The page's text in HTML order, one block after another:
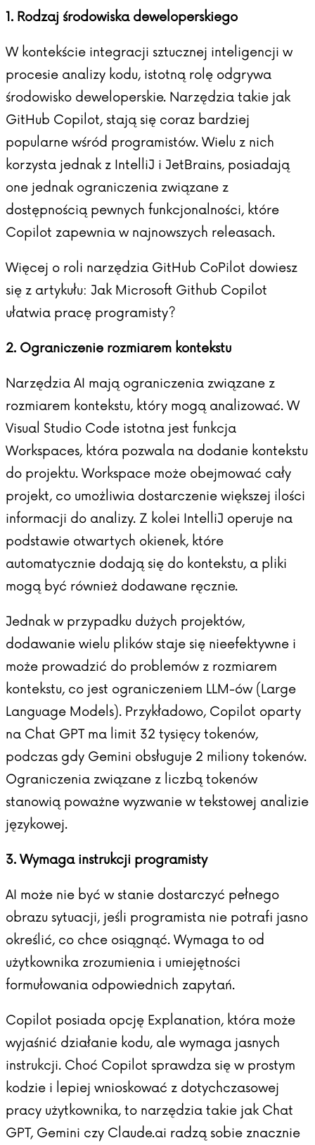
1. Rodzaj środowiska deweloperskiego
W kontekście integracji sztucznej inteligencji w
procesie analizy kodu, istotną rolę odgrywa
środowisko deweloperskie. Narzędzia takie jak
GitHub Copilot, stają się coraz bardziej
popularne wśród programistów. Wielu z nich
korzysta jednak z IntelliJ i JetBrains, posiadają
one jednak ograniczenia związane z
dostępnością pewnych funkcjonalności, które
Copilot zapewnia w najnowszych releasach.
Więcej o roli narzędzia GitHub CoPilot dowiesz
się z artykułu: Jak Microsoft Github Copilot
ułatwia pracę programisty?
2. Ograniczenie rozmiarem kontekstu
Narzędzia AI mają ograniczenia związane z
rozmiarem kontekstu, który mogą analizować. W
Visual Studio Code istotna jest funkcja
Workspaces, która pozwala na dodanie kontekstu
do projektu. Workspace może obejmować cały
projekt, co umożliwia dostarczenie większej ilości
informacji do analizy. Z kolei IntelliJ operuje na
podstawie otwartych okienek, które
automatycznie dodają się do kontekstu, a pliki
mogą być również dodawane ręcznie.
Jednak w przypadku dużych projektów,
dodawanie wielu plików staje się nieefektywne i
może prowadzić do problemów z rozmiarem
kontekstu, co jest ograniczeniem LLM-ów (Large
Language Models). Przykładowo, Copilot oparty
na Chat GPT ma limit 32 tysięcy tokenów,
podczas gdy Gemini obsługuje 2 miliony tokenów.
Ograniczenia związane z liczbą tokenów
stanowią poważne wyzwanie w tekstowej analizie
językowej.
3. Wymaga instrukcji programisty
AI może nie być w stanie dostarczyć pełnego
obrazu sytuacji, jeśli programista nie potrafi jasno
określić, co chce osiągnąć. Wymaga to od
użytkownika zrozumienia i umiejętności
formułowania odpowiednich zapytań.
Copilot posiada opcję Explanation, która może
wyjaśnić działanie kodu, ale wymaga jasnych
instrukcji. Choć Copilot sprawdza się w prostym
kodzie i lepiej wnioskować z dotychczasowej
pracy użytkownika, to narzędzia takie jak Chat
GPT, Gemini czy Claude.ai radzą sobie znacznie